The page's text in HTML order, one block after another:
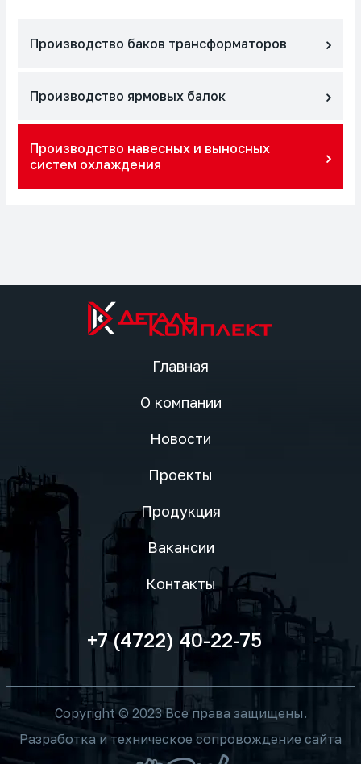
Производство навесных и выносных
систем охлаждения
Производство ярмовых балок
Производство баков трансформаторов
Главная
О компании
Новости
Проекты
Продукция
Вакансии
Контакты
+7 (4722) 40-22-75
Copyright © 2023 Все права защищены.
Разработка и техническое сопровождение сайта